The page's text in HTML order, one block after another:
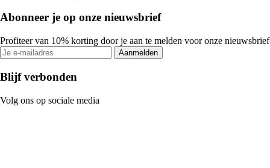
Abonneer je op onze nieuwsbrief
Profiteer van 10% korting door je aan te melden voor onze nieuwsbrief
Aanmelden
Blijf verbonden
Volg ons op sociale media